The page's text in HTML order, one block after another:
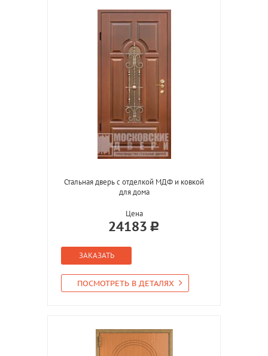
Стальная дверь с отделкой МДФ и ковкой
для дома
Цена
24183
ЗАКАЗАТЬ
ПОСМОТРЕТЬ В ДЕТАЛЯХ